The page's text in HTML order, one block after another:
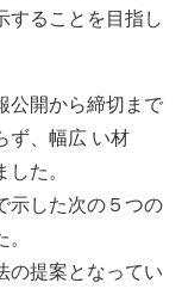
することを目指し
公開から締切まで
ず、幅広 い材
た。
示した次の５つの
の提案となってい